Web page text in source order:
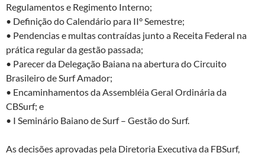
Regulamentos e Regimento Interno;
• Definição do Calendário para II° Semestre;
• Pendencias e multas contraídas junto a Receita Federal na
prática regular da gestão passada;
• Parecer da Delegação Baiana na abertura do Circuito
Brasileiro de Surf Amador;
• Encaminhamentos da Assembléia Geral Ordinária da
CBSurf; e
• I Seminário Baiano de Surf – Gestão do Surf.
As decisões aprovadas pela Diretoria Executiva da FBSurf,